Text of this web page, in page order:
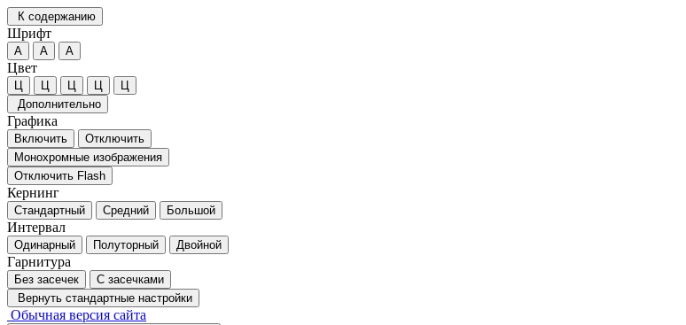
К содержанию
Шрифт
А А А
Цвет
Ц Ц Ц Ц
Ц
Дополнительно
Графика
Включить
Отключить
Монохромные изображения
Отключить Flash
Кернинг
Стандартный Средний Большой
Интервал
Одинарный Полуторный Двойной
Гарнитура
Без засечек
С засечками
Вернуть стандартные настройки
Обычная версия сайта